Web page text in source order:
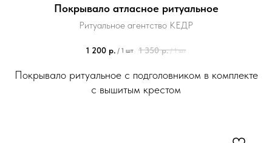
Покрывало атласное ритуальное
Ритуальное агентство КЕДР
1 200 р. / 1 шт 1 350 р. / 1 шт
Покрывало ритуальное с подголовником в комплекте
с вышитым крестом